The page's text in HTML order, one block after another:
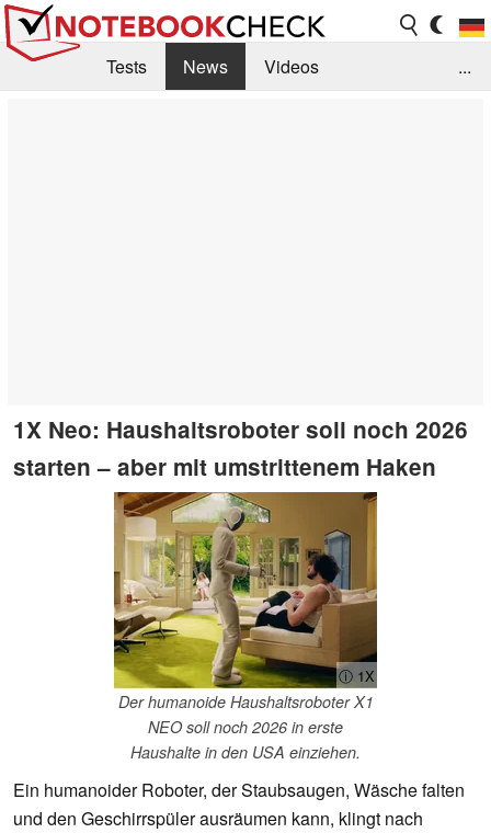
Tests News
Videos
...
1X Neo: Haushaltsroboter soll noch 2026
starten – aber mit umstrittenem Haken
ⓘ 1X
Der humanoide Haushaltsroboter X1
NEO soll noch 2026 in erste
Haushalte in den USA einziehen.
Ein humanoider Roboter, der Staubsaugen, Wäsche falten
und den Geschirrspüler ausräumen kann, klingt nach